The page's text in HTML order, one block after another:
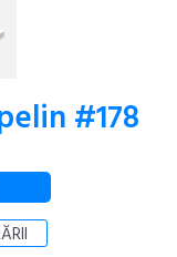
#178